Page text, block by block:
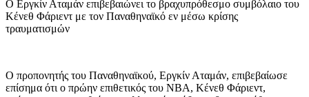
Ο Εργκίν Αταμάν επιβεβαιώνει το βραχυπρόθεσμο συμβόλαιο του
Κένεθ Φάριεντ με τον Παναθηναϊκό εν μέσω κρίσης
τραυματισμών
Ο προπονητής του Παναθηναϊκού, Εργκίν Αταμάν, επιβεβαίωσε
επίσημα ότι ο πρώην επιθετικός του NBA, Κένεθ Φάριεντ,